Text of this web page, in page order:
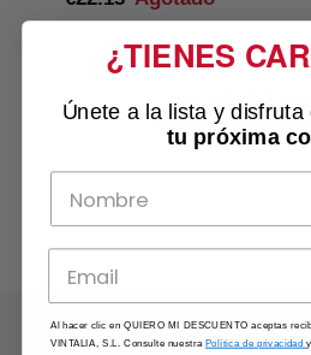
¿TIENES
Únete a la lista y disfruta
tu próxima
Al hacer clic en QUIERO MI DESCUENTO aceptas
VINTALIA, S.L. Consulte nuestra Política de privacidad